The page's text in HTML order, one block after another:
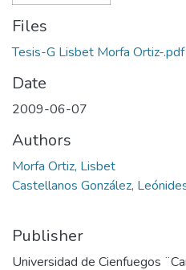
Files
Tesis-G Lisbet Morfa Ortiz-.pdf
Date
2009-06-07
Authors
Morfa Ortiz, Lisbet
Castellanos González,
Publisher
Universidad de Cienfuegos